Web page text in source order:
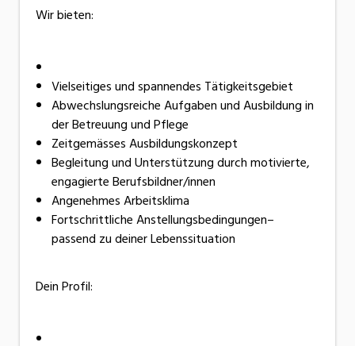
Wir bieten:
Vielseitiges und spannendes Tätigkeitsgebiet
Abwechslungsreiche Aufgaben und Ausbildung in
der Betreuung und Pflege
Zeitgemässes Ausbildungskonzept
Begleitung und Unterstützung durch motivierte,
engagierte Berufsbildner/innen
Angenehmes Arbeitsklima
Fortschrittliche Anstellungsbedingungen–
passend zu deiner Lebenssituation
Dein Profil: